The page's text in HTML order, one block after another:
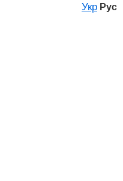
Укр Рус